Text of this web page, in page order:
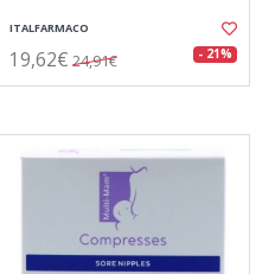
ITALFARMACO
19,62€ 24,91€ - 21%